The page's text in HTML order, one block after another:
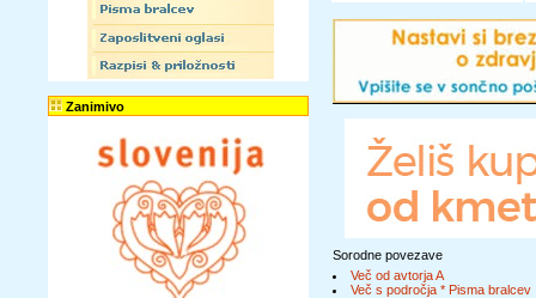
Zanimivo
Sorodne povezave
Več od avtorja A
Več s področja * Pisma bralcev